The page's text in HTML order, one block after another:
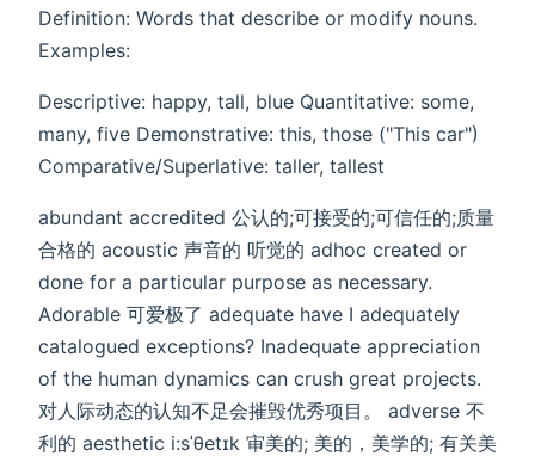
Definition:​​ Words that describe or modify nouns. ​​
Examples:​​
Descriptive: happy, tall, blue Quantitative: some,
many, five Demonstrative: this, those ("​​This​​ car")
Comparative/Superlative: taller, tallest
abundant accredited 公认的;可接受的;可信任的;质量
合格的 acoustic 声音的 听觉的 adhoc created or
done for a particular purpose as necessary.
Adorable 可爱极了 adequate have I adequately
catalogued exceptions? Inadequate appreciation
of the human dynamics can crush great projects.
对人际动态的认知不足会摧毁优秀项目。 adverse 不
利的 aesthetic i:sˈθetɪk 审美的; 美的，美学的; 有关美